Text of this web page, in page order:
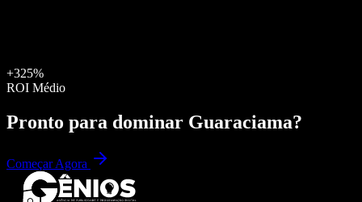
+325%
ROI Médio
Pronto para dominar Guaraciama?
Começar Agora